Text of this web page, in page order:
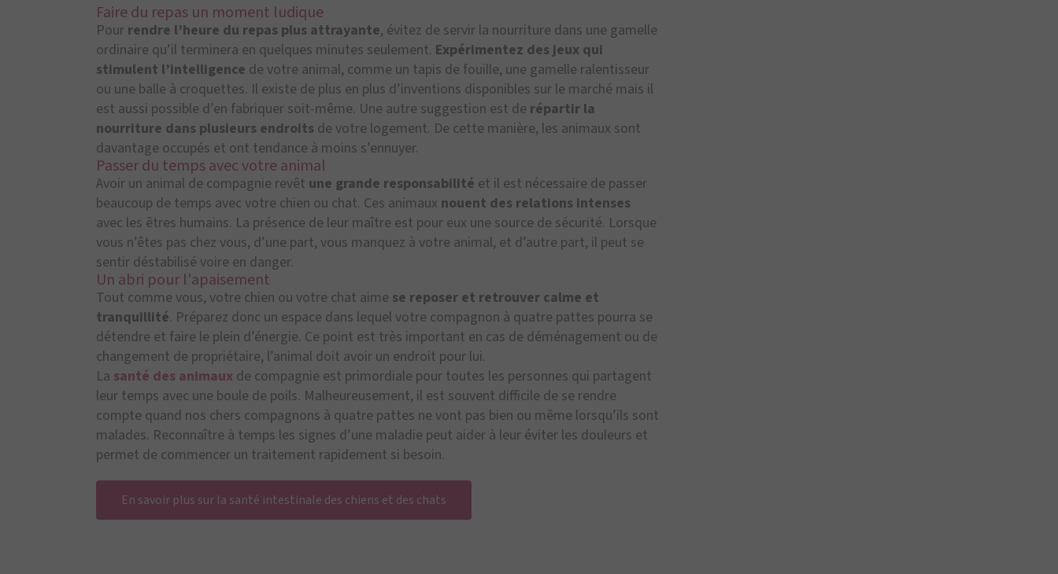
Faire du repas un moment ludique
Pour rendre l’heure du repas plus attrayante, évitez de servir la nourriture dans une gamelle
ordinaire qu’il terminera en quelques minutes seulement. Expérimentez des jeux qui
stimulent l’intelligence de votre animal, comme un tapis de fouille, une gamelle ralentisseur
ou une balle à croquettes. Il existe de plus en plus d’inventions disponibles sur le marché mais il
est aussi possible d’en fabriquer soit-même. Une autre suggestion est de répartir la
nourriture dans plusieurs endroits de votre logement. De cette manière, les animaux sont
davantage occupés et ont tendance à moins s’ennuyer.
Passer du temps avec votre animal
Avoir un animal de compagnie revêt une grande responsabilité et il est nécessaire de passer
beaucoup de temps avec votre chien ou chat. Ces animaux nouent des relations intenses
avec les êtres humains. La présence de leur maître est pour eux une source de sécurité. Lorsque
vous n’êtes pas chez vous, d’une part, vous manquez à votre animal, et d’autre part, il peut se
sentir déstabilisé voire en danger.
Un abri pour l'apaisement
Tout comme vous, votre chien ou votre chat aime se reposer et retrouver calme et
tranquillité. Préparez donc un espace dans lequel votre compagnon à quatre pattes pourra se
détendre et faire le plein d’énergie. Ce point est très important en cas de déménagement ou de
changement de propriétaire, l’animal doit avoir un endroit pour lui.
La santé des animaux de compagnie est primordiale pour toutes les personnes qui partagent
leur temps avec une boule de poils. Malheureusement, il est souvent difficile de se rendre
compte quand nos chers compagnons à quatre pattes ne vont pas bien ou même lorsqu’ils sont
malades. Reconnaître à temps les signes d’une maladie peut aider à leur éviter les douleurs et
permet de commencer un traitement rapidement si besoin.
En savoir plus sur la santé intestinale des chiens et des chats